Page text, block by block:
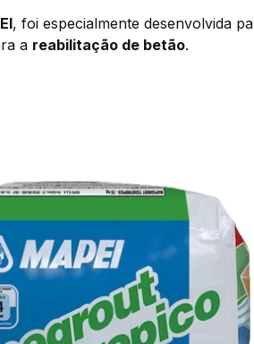
, foi especialmente desenvolvida
a reabilitação de betão.